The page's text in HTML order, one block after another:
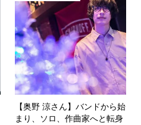
【奥野 涼さん】バンドから始
まり、ソロ、作曲家へと転身